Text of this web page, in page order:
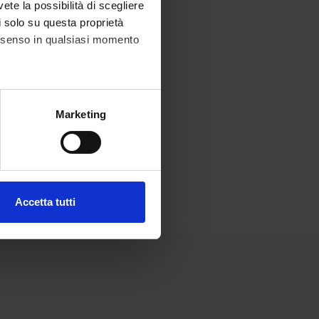
la possibilità di scegliere
su questa proprietà
in qualsiasi momento
metro,Marketing
Accetta tutti